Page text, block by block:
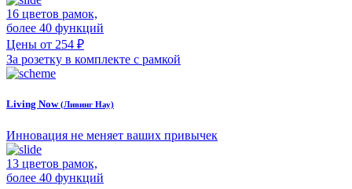
16 цветов рамок,
более 40 функций
Цены от 254 ₽
За розетку в комплекте с рамкой
Living Now(Ливинг Нау)
Инновация не меняет ваших привычек
13 цветов рамок,
более 40 функций